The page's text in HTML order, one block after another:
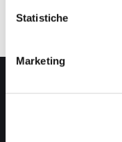
Statistiche
Marketing